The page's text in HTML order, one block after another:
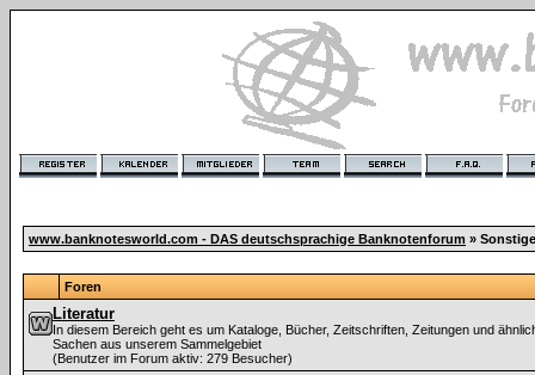
www.banknotesworld.com - DAS deutschsprachige Banknotenforum »
Foren
Literatur
In diesem Bereich geht es um Kataloge, Bücher, Zeitschriften, Zeitungen und
Sachen aus unserem Sammelgebiet
(Benutzer im Forum aktiv: 279 Besucher)